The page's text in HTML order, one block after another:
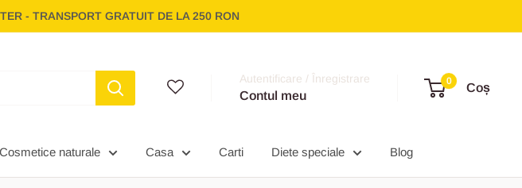
- TRANSPORT GRATUIT DE LA 250 RON
Autentificare / Înregistrare
Contul meu
0
Coș
Cosmetice naturale Casa Carti Diete speciale Blog